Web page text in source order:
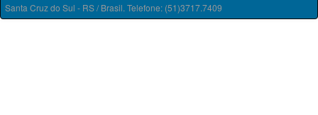
Santa Cruz do Sul - RS / Brasil. Telefone: (51)3717.7409